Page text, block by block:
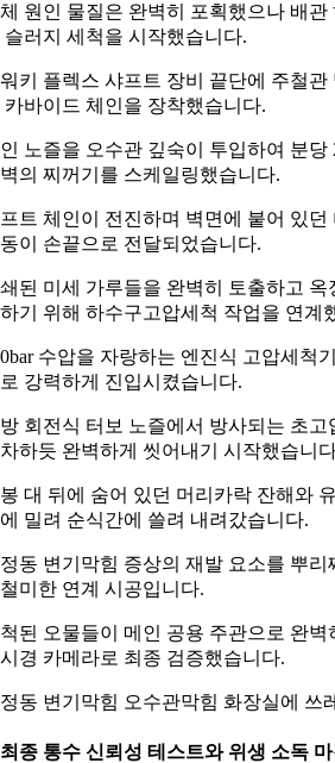
원인 물질은 완벽히 포획했으나 배
슬러지 세척을 시작했습니다.
키 플렉스 샤프트 장비 끝단에 주철관
카바이드 체인을 장착했습니다.
노즐을 오수관 깊숙이 투입하여 분당
의 찌꺼기를 스케일링했습니다.
트 체인이 전진하며 벽면에 붙어 있던
이 손끝으로 전달되었습니다.
된 미세 가루들을 완벽히 토출하고
기 위해 하수구고압세척 작업을 연계
수압을 자랑하는 엔진식 고압세척
강력하게 진입시켰습니다.
회전식 터보 노즐에서 방사되는 초고
하듯 완벽하게 씻어내기 시작했습니
대 뒤에 숨어 있던 머리카락 잔해와
밀려 순식간에 쓸려 내려갔습니다.
동 변기막힘 증상의 재발 요소를 뿌
미한 연계 시공입니다.
된 오물들이 메인 공용 주관으로 완
경 카메라로 최종 검증했습니다.
동 변기막힘 오수관막힘 화장실에 쓰
종 통수 신뢰성 테스트와 위생 소독